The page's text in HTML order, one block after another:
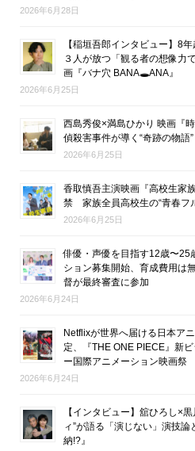
2026年6月28日
【稲垣吾郎インタビュー】8
３人が放つ「観る者の想像力
画『バナ穴 BANA🕳ANA』
2026年6月25日
西島秀俊×満島ひかり 映画『
偵殺害事件が導く“奇跡の物語”
2026年6月25日
香取慎吾主演映画『高校生家
禁 家族全員高校生の“青春フ
2026年6月25日
俳優・声優を目指す12歳〜25
ション募集開始、育成費用は
督が最終審査に参加
2026年6月24日
Netflixが世界へ届ける日本ア
定、『THE ONE PIECE』新
ー国際アニメーション映画祭
2026年6月24日
【インタビュー】舘ひろし×
ィ”が語る「演じない」演技
納!?』